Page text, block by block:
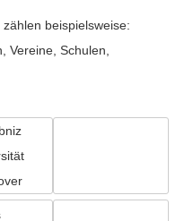
beispielsweise:
Vereine, Schulen,